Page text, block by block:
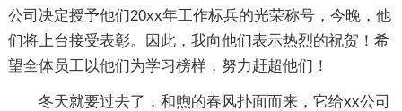
公司决定授予他们20xx年工作标兵的光荣称号，今晚，他
们将上台接受表彰。因此，我向他们表示热烈的祝贺！希
望全体员工以他们为学习榜样，努力赶超他们！
冬天就要过去了，和煦的春风扑面而来，它给xx公司